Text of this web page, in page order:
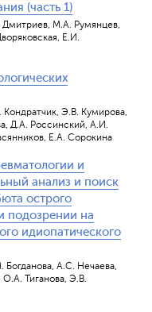
(часть 1)
М.А. Румянцев,
Е.И.
Э.В. Кумирова,
Д.А. Россинский, А.И.
Е.А. Сорокина
и
анализ и поиск
острого
подозрении на
идиопатического
А.С. Нечаева,
Тиганова, Э.В.